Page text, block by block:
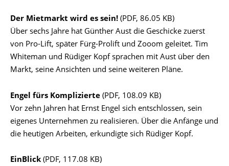
Der Mietmarkt wird es sein! (PDF, 86.05 KB)
Über sechs Jahre hat Günther Aust die Geschicke zuerst
von Pro-Lift, später Fürg-Prolift und Zooom geleitet. Tim
Whiteman und Rüdiger Kopf sprachen mit Aust über den
Markt, seine Ansichten und seine weiteren Pläne.
Engel fürs Komplizierte (PDF, 108.09 KB)
Vor zehn Jahren hat Ernst Engel sich entschlossen, sein
eigenes Unternehmen zu realisieren. Über die Anfänge und
die heutigen Arbeiten, erkundigte sich Rüdiger Kopf.
EinBlick (PDF, 117.08 KB)